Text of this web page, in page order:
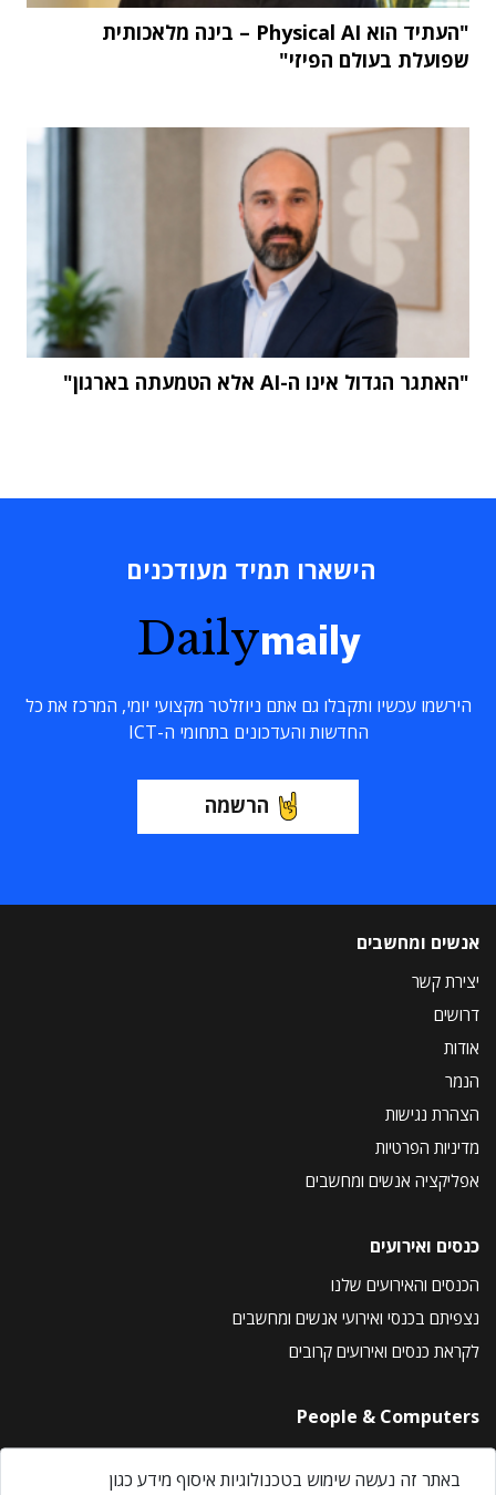
"העתיד הוא Physical AI – בינה מלאכותית
שפועלת בעולם הפיזי"
"האתגר הגדול אינו ה-AI אלא הטמעתה בארגון"
הישארו תמיד מעודכנים
Dailymaily
הירשמו עכשיו ותקבלו גם אתם ניוזלטר מקצועי יומי, המרכז את כל
החדשות והעדכונים בתחומי ה-ICT
הרשמה
אנשים ומחשבים
יצירת קשר
דרושים
אודות
הנמר
הצהרת נגישות
מדיניות הפרטיות
אפליקציה אנשים ומחשבים
כנסים ואירועים
הכנסים והאירועים שלנו
נצפיתם בכנסי ואירועי אנשים ומחשבים
לקראת כנסים ואירועים קרובים
People & Computers
About Us
Privacy Policy
באתר זה נעשה שימוש בטכנולוגיות איסוף מידע כגון